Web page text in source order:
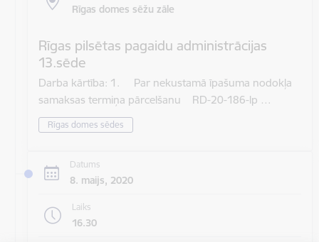
Rīgas domes sēžu zāle
Rīgas pilsētas pagaidu administrācijas
13.sēde
Darba kārtība: 1. Par nekustamā īpašuma nodokļa
samaksas termiņa pārcelšanu RD-20-186-lp …
Rīgas domes sēdes
Datums
8. maijs, 2020
Laiks
16.30